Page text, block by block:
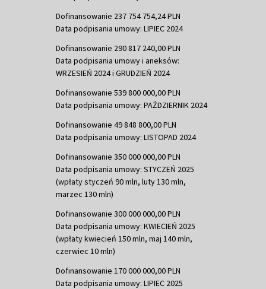
Dofinansowanie 237 754 754,24 PLN
Data podpisania umowy: LIPIEC 2024
Dofinansowanie 290 817 240,00 PLN
Data podpisania umowy i aneksów:
WRZESIEŃ 2024 i GRUDZIEŃ 2024
Dofinansowanie 539 800 000,00 PLN
Data podpisania umowy: PAŹDZIERNIK 2024
Dofinansowanie 49 848 800,00 PLN
Data podpisania umowy: LISTOPAD 2024
Dofinansowanie 350 000 000,00 PLN
Data podpisania umowy: STYCZEŃ 2025
(wpłaty styczeń 90 mln, luty 130 mln,
marzec 130 mln)
Dofinansowanie 300 000 000,00 PLN
Data podpisania umowy: KWIECIEŃ 2025
(wpłaty kwiecień 150 mln, maj 140 mln,
czerwiec 10 mln)
Dofinansowanie 170 000 000,00 PLN
Data podpisania umowy: LIPIEC 2025